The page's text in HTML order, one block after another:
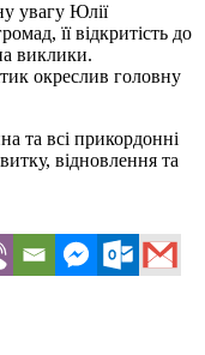
увагу Юлії
її відкритість до
виклики.
окреслив головну
та всі прикордонні
відновлення та